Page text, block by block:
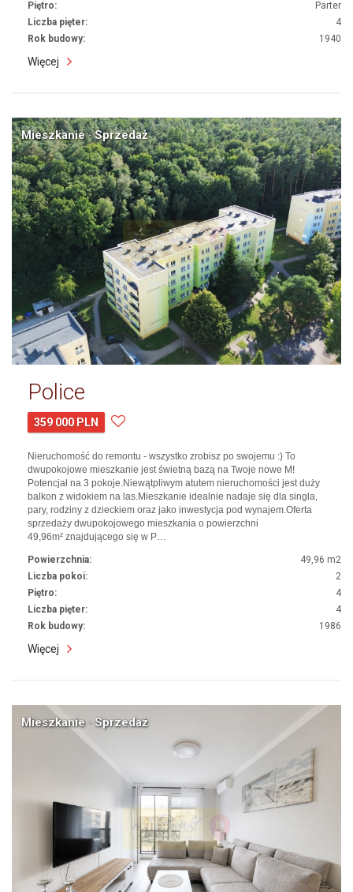
Piętro:
Parter
Liczba pięter:
4
Rok budowy:
1940
Więcej
Mieszkanie · Sprzedaż
Police
359 000 PLN
Nieruchomość do remontu - wszystko zrobisz po swojemu :) To
dwupokojowe mieszkanie jest świetną bazą na Twoje nowe M!
Potencjał na 3 pokoje.Niewątpliwym atutem nieruchomości jest duży
balkon z widokiem na las.Mieszkanie idealnie nadaje się dla singla,
pary, rodziny z dzieckiem oraz jako inwestycja pod wynajem.Oferta
sprzedaży dwupokojowego mieszkania o powierzchni
49,96m² znajdującego się w P…
Powierzchnia:
49,96 m2
Liczba pokoi:
2
Piętro:
4
Liczba pięter:
4
Rok budowy:
1986
Więcej
Mieszkanie · Sprzedaż